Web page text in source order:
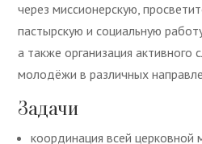
через миссионерскую,
пастырскую и социальную
а также организация активного
молодёжи в различных
Задачи
координация всей